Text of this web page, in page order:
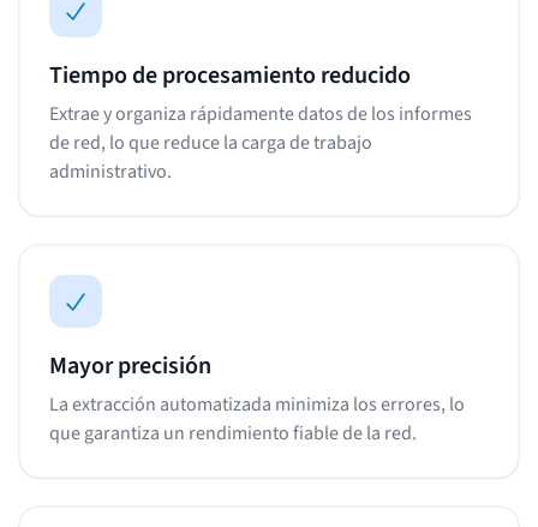
Tiempo de procesamiento reducido
Extrae y organiza rápidamente datos de los informes
de red, lo que reduce la carga de trabajo
administrativo.
Mayor precisión
La extracción automatizada minimiza los errores, lo
que garantiza un rendimiento fiable de la red.